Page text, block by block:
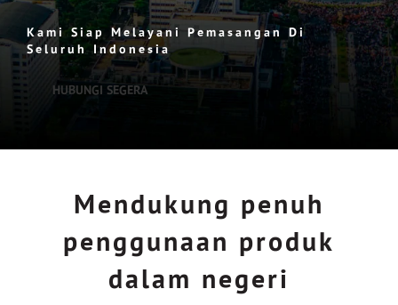
Kami Siap Melayani Pemasangan Di
Seluruh Indonesia
HUBUNGI SEGERA
Mendukung penuh
penggunaan produk
dalam negeri